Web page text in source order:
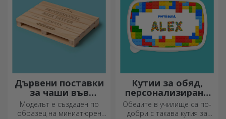
Дървени поставки
за чаши във
формата на палет
Моделът е създаден по
образец на миниатюрен
Кутии за обяд,
персонализирани
касероли
Обедите в училище са по-
добри с такава кутия за